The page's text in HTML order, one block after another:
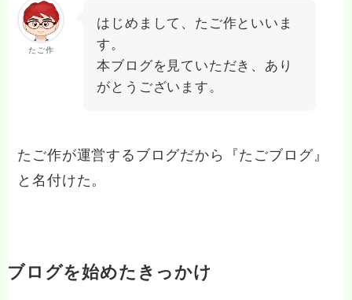
たご作
はじめまして、たご作といいま
す。
本ブログを見ていただき、あり
がとうございます。
たご作が運営するブログだから『たごブログ』
と名付けた。
ブログを始めたきっかけ